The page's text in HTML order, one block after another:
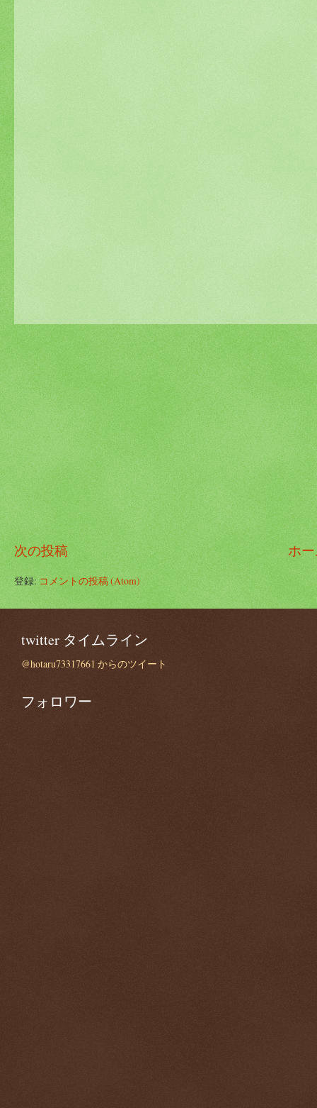
次の投稿 ホ
登録:コメントの投稿 (Atom)
twitter タイムライン
@hotaru73317661 からのツイート
フォロワー